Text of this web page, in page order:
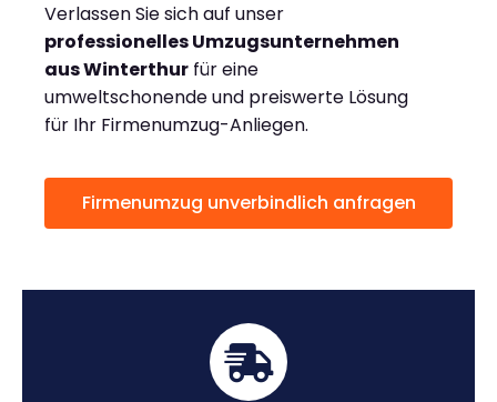
Verlassen Sie sich auf unser
professionelles Umzugsunternehmen
aus Winterthur für eine
umweltschonende und preiswerte Lösung
für Ihr Firmenumzug-Anliegen.
Firmenumzug unverbindlich anfragen